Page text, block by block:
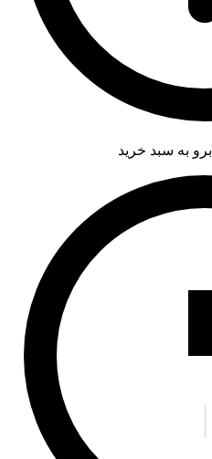
برو به سبد خرید